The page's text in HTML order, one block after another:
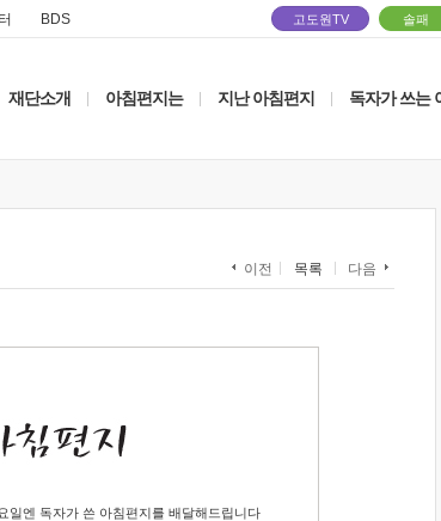
BDS 고도원TV 솔패
재단소개 아침편지는 지난 아침편지 독자가 쓰는
이전 목록 다음
일엔 독자가 쓴 아침편지를 배달해드립니다